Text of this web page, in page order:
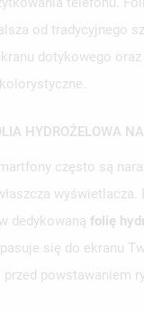
od tradycyjnego
dotykowego
HYDROŻELOWA NA
często są
dedykowaną folię
się do ekranu
przed powstawaniem
ŻYCZEŃ
ŻYCZEŃ
BY